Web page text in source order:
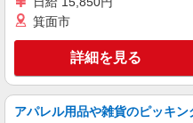
箕面市
詳細を見る
アパレル用品や雑貨のピッキン